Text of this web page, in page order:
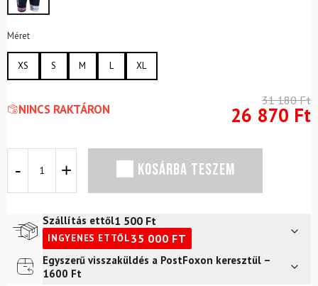
Méret
XS S M L XL
NINCS RAKTÁRON
31 180Ft
26 870 Ft
rövidnadrág
mennyiség
KOSÁRBA TESZEM
Szállítás ettől1 500 Ft
INGYENES ETTŐL35 000 FT
Futár a címre2 400
Egyszerű visszaküldés a PostFoxon keresztül –
1600 Ft